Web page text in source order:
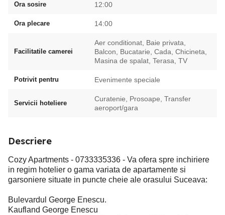
Ora sosire 12:00
Ora plecare 14:00
Facilitatile camerei
Aer conditionat, Baie privata,
Balcon, Bucatarie, Cada, Chicineta,
Masina de spalat, Terasa, TV
Potrivit pentru Evenimente speciale
Servicii hoteliere
Curatenie, Prosoape, Transfer
aeroport/gara
Descriere
Cozy Apartments - 0733335336 - Va ofera spre inchiriere
in regim hotelier o gama variata de apartamente si
garsoniere situate in puncte cheie ale orasului Suceava:
Bulevardul George Enescu.
Kaufland George Enescu